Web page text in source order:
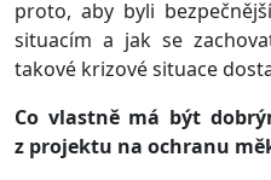
proto, aby byli
situacím a jak se
takové krizové situace
Co vlastně má být
z projektu na ochranu